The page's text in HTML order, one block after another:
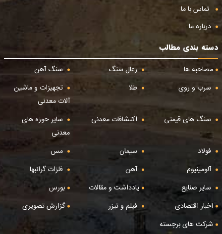
تماس با ما
درباره ما
دسته بندی مطالب
مصاحبه ها
زغال سنگ
سنگ آهن
سرب و روی
طلا
تجهیزات و ماشین
آلات معدنی
سنگ های قیمتی
اکتشافات معدنی
سایر حوزه های
معدنی
فولاد
سیمان
مس
آلومینیوم
آهن
فلزات گرانبها
سایر صنایع
یادداشت و مقالات
بورس
اخبار اقتصادی
فیلم و تیزر
گزارش تصویری
شرکت های برجسته